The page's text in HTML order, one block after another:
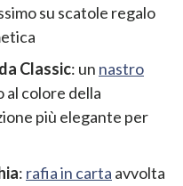
su scatole regalo
Classic: un nastro
al colore della
più elegante per
: rafia in carta avvolta